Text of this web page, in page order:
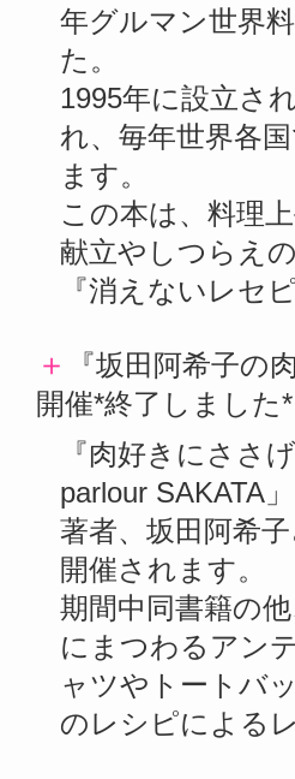
年グルマン世界
た。
1995年に設立さ
れ、毎年世界各
ます。
この本は、料理
献立やしつらえ
『消えないレセピ
＋
『坂田阿希子
開催*終了しました*
『肉好きにささ
parlour SAKATA」
著者、坂田阿希
開催されます。
期間中同書籍の
にまつわるアン
ャツやトートバ
のレシピによる